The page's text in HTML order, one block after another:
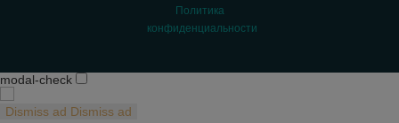
Политика
конфиденциальности
modal-check
Dismiss ad Dismiss ad